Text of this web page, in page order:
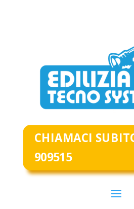
CHIAMACI
909515